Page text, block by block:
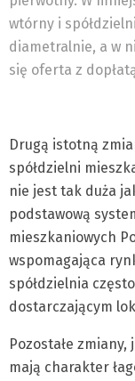
wtórny i
diametralnie, a w
się oferta z
Drugą istotną
spółdzielni
nie jest tak duża
podstawową
mieszkaniowych
wspomagająca
spółdzielnia
dostarczającym
Pozostałe
mają charakter